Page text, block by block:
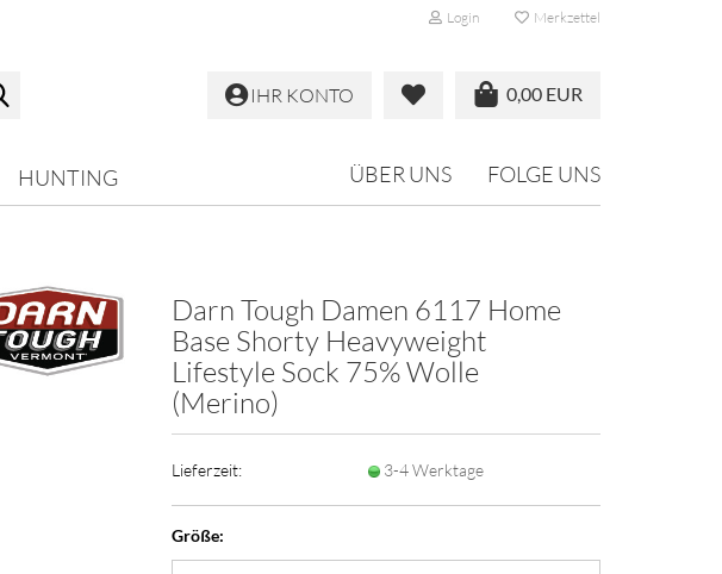
Login Merkzettel
0,00 EUR
IHR KONTO
HUNTING ÜBER UNS FOLGE UNS
Darn Tough Damen 6117 Home
Base Shorty Heavyweight
Lifestyle Sock 75% Wolle
(Merino)
Lieferzeit: 3-4 Werktage
Größe: